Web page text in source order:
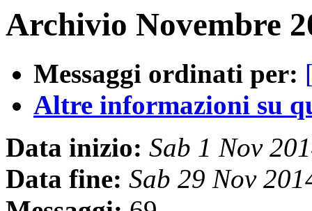
Archivio Novembre
Messaggi ordinati per:
Altre informazioni su
Data inizio: Sab 1 Nov
Data fine: Sab 29 Nov